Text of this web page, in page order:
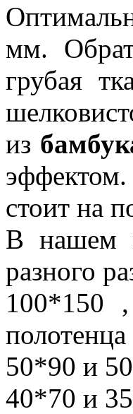
мм.
грубая
из
стоит на
В нашем
разного
100*150
полотенца
50*90 и
40*70 и